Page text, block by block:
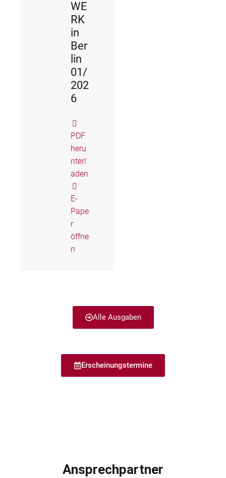
WE
RK
in
Ber
lin
01/
202
6
PDF
heru
nterl
aden
E-
Pape
r
öffne
n
Alle Ausgaben
Erscheinungstermine
Ansprechpartner